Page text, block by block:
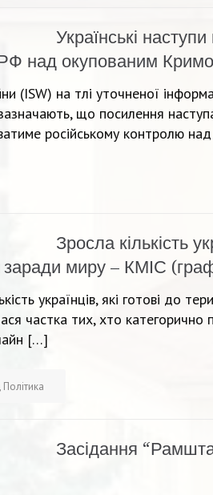
Українські
РФ над окупованим
(ISW) на тлі уточненої
зазначають, що посилення
російському контролю
Зросла кількість
заради миру – КМІС
українців, які готові до
частка тих, хто категорично
[…]
, Політика
Засідання